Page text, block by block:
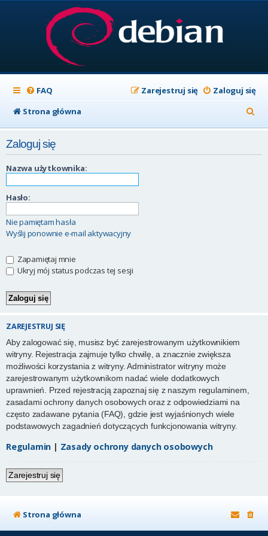
FAQ Zaloguj się
Zarejestruj się
Strona główna
z
Zaloguj się
Nazwa użytkownika:
Hasło:
Nie pamiętam hasła
Wyślij ponownie e-mail aktywacyjny
Zapamiętaj mnie
Ukryj mój status podczas tej sesji
ZAREJESTRUJ SIĘ
Aby zalogować się, musisz być zarejestrowanym użytkownikiem
witryny. Rejestracja zajmuje tylko chwilę, a znacznie zwiększa
możliwości korzystania z witryny. Administrator witryny może
zarejestrowanym użytkownikom nadać wiele dodatkowych
uprawnień. Przed rejestracją zapoznaj się z naszym regulaminem,
zasadami ochrony danych osobowych oraz z odpowiedziami na
często zadawane pytania (FAQ), gdzie jest wyjaśnionych wiele
podstawowych zagadnień dotyczących funkcjonowania witryny.
Regulamin | Zasady ochrony danych osobowych
Zarejestruj się
Strona główna